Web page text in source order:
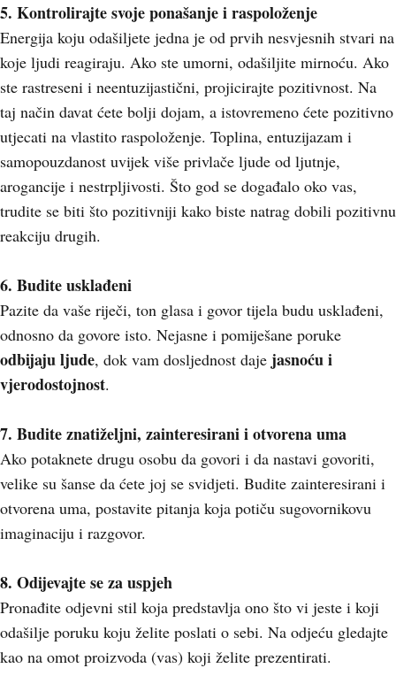
5. Kontrolirajte svoje ponašanje i raspoloženje
Energija koju odašiljete jedna je od prvih nesvjesnih stvari na
koje ljudi reagiraju. Ako ste umorni, odašiljite mirnoću. Ako
ste rastreseni i neentuzijastični, projicirajte pozitivnost. Na
taj način davat ćete bolji dojam, a istovremeno ćete pozitivno
utjecati na vlastito raspoloženje. Toplina, entuzijazam i
samopouzdanost uvijek više privlače ljude od ljutnje,
arogancije i nestrpljivosti. Što god se događalo oko vas,
trudite se biti što pozitivniji kako biste natrag dobili pozitivnu
reakciju drugih.
6. Budite usklađeni
Pazite da vaše riječi, ton glasa i govor tijela budu usklađeni,
odnosno da govore isto. Nejasne i pomiješane poruke
odbijaju ljude, dok vam dosljednost daje jasnoću i
vjerodostojnost.
7. Budite znatiželjni, zainteresirani i otvorena uma
Ako potaknete drugu osobu da govori i da nastavi govoriti,
velike su šanse da ćete joj se svidjeti. Budite zainteresirani i
otvorena uma, postavite pitanja koja potiču sugovornikovu
imaginaciju i razgovor.
8. Odijevajte se za uspjeh
Pronađite odjevni stil koja predstavlja ono što vi jeste i koji
odašilje poruku koju želite poslati o sebi. Na odjeću gledajte
kao na omot proizvoda (vas) koji želite prezentirati.